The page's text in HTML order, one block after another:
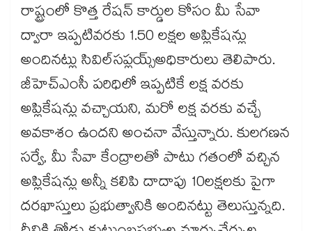
రాష్ట్రంలో కొత్త రేషన్ కార్డుల కోసం మీ సేవా
ద్వారా ఇప్పటివరకు 1.50 లక్షల అప్లికేషన్లు
అందినట్లు సివిల్​సప్లయ్స్​అధికారులు తెలిపారు.
జీహెచ్ఎంసీ పరిధిలో ఇప్పటికే లక్ష వరకు
అప్లికేషన్లు వచ్చాయని, మరో లక్ష వరకు వచ్చే
అవకాశం ఉందని అంచనా వేస్తున్నారు. కులగణన
సర్వే, మీ సేవా కేంద్రాలతో పాటు గతంలో వచ్చిన
అప్లికేషన్లు అన్నీ కలిపి దాదాపు 10లక్షలకు పైగా
దరఖాస్తులు ప్రభుత్వానికి అందినట్టు తెలుస్తున్నది.